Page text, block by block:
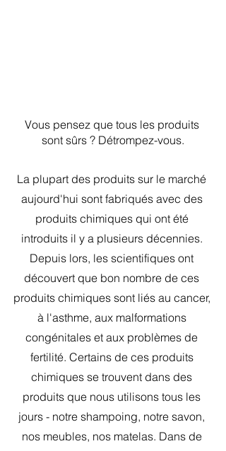
Vous pensez que tous les produits
sont sûrs ? Détrompez-vous.
La plupart des produits sur le marché
aujourd'hui sont fabriqués avec des
produits chimiques qui ont été
introduits il y a plusieurs décennies.
Depuis lors, les scientifiques ont
découvert que bon nombre de ces
produits chimiques sont liés au cancer,
à l'asthme, aux malformations
congénitales et aux problèmes de
fertilité. Certains de ces produits
chimiques se trouvent dans des
produits que nous utilisons tous les
jours - notre shampoing, notre savon,
nos meubles, nos matelas. Dans de